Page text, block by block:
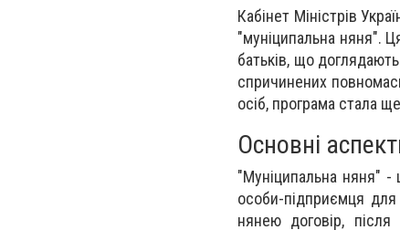
Кабінет Міністрів
"муніципальна няня".
батьків, що
спричинених
осіб, програма стала
Основні
"Муніципальна няня" -
особи-підприємця
нянею договір,